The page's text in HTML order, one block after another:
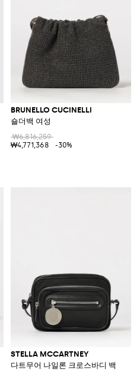
BRUNELLO CUCINELLI
숄더백 여성
₩6,816,259
₩4,771,368
-30%
STELLA MCCARTNEY
다트무어 나일론 크로스바디 백